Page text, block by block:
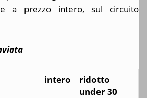
a prezzo intero, sul circuito
intero
ridotto
under 30